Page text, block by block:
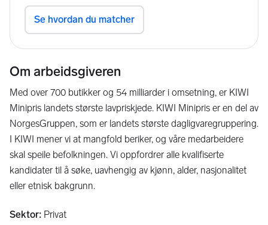
Vi kan tilby:
En sosial og trivelig arbeidsplass med masse hyggelige
Grundig opplæring
Konkurransedyktig betingelser
Spennende utviklingsmuligheter
Om arbeidsgiveren
Med over 700 butikker og 54 milliarder i omsetning, er KIWI
Minipris landets største lavpriskjede. KIWI Minipris er en del av
NorgesGruppen, som er landets største dagligvaregruppering.
I KIWI mener vi at mangfold beriker, og våre medarbeidere
skal speile befolkningen. Vi oppfordrer alle kvalifiserte
kandidater til å søke, uavhengig av kjønn, alder, nasjonalitet
eller etnisk bakgrunn.
Sektor: Privat